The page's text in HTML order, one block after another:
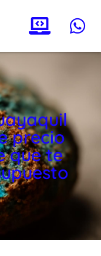
precio
que te